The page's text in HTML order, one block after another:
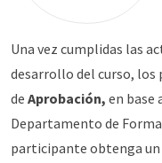
Una vez cumplidas las
desarrollo del curso,
de Aprobación, en base
Departamento de
participante obtenga un